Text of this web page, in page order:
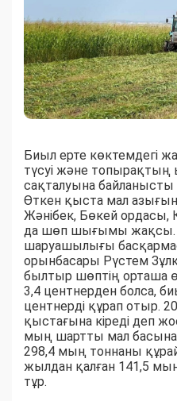
Биыл ерте көктемдегі
түсуі және
сақталуына байланысты
Өткен қыста мал
Жәнібек, Бөкей ордасы,
да шөп шығымы жақсы.
шаруашылығы
орынбасары Рүстем
былтыр шөптің орташа
3,4 центнерден болса,
центнерді құрап отыр.
қыстағына кіреді деп
мың шартты мал басына
298,4 мың тоннаны
жылдан қалған 141,5
тұр.